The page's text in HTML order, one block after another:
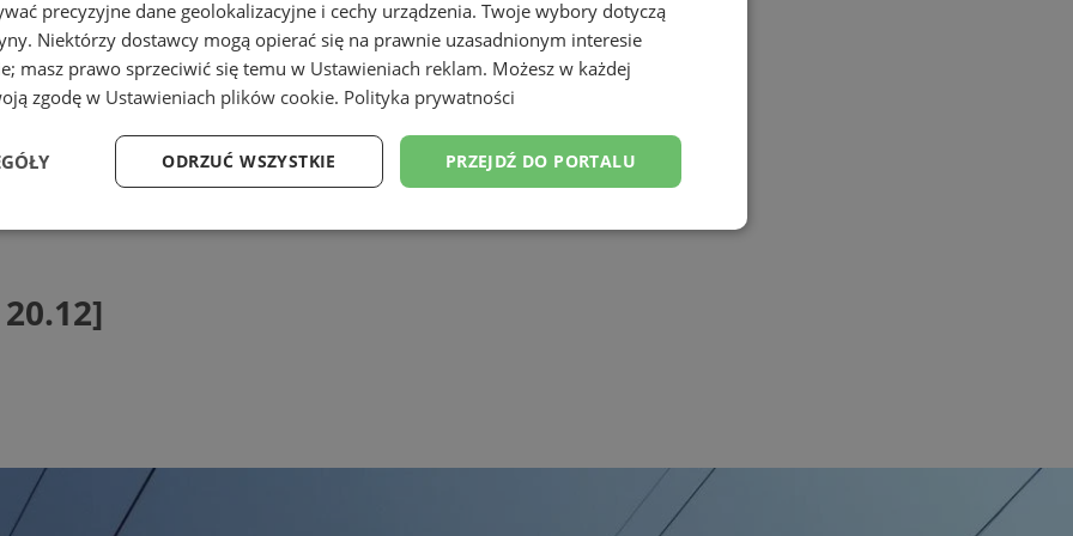
precyzyjne dane geolokalizacyjne i cechy urządzenia. Twoje wybory dotyczą
Niektórzy dostawcy mogą opierać się na prawnie uzasadnionym interesie
masz prawo sprzeciwić się temu w Ustawieniach reklam. Możesz w każdej
zgodę w Ustawieniach plików cookie. Polityka prywatności
PRZEJDŹ DO PORTALU
ODRZUĆ WSZYSTKIE
Wydajność Targetowanie Funkcjonalność Niesklasyfikowane
niezbędnych plików cookie nie można prawidłowo korzystać ze strony internetowej.
Provider/
Domena